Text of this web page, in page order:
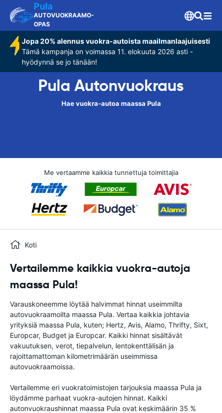
Pula
AUTOVUOKRAAMO-
OPAS
Jopa 20% alennus vuokra-autoista maailmanlaajuisesti
Tämä kampanja on voimassa 11. elokuuta 2026 asti -
hyödynnä se jo tänään!
Pula Autonvuokraus
Hae vuokra-autoa maassa Pula
Me vertaamme kaikkia tunnettuja toimittajia
Koti
Vertailemme kaikkia vuokra-autoja
maassa Pula!
Varauskoneemme löytää halvimmat hinnat useimmilta
autovuokraamoilta maassa Pula. Vertaa kaikkia johtavia
yrityksiä maassa Pula, kuten; Hertz, Avis, Alamo, Thrifty, Sixt,
Europcar, Budget ja Europcar. Kaikki hinnat sisältävät
vakuutuksen, verot, tiepalvelun, lentokenttälisän ja
rajoittamattoman kilometrimäärän useimmissa
autovuokraamoissa.
Vertailemme eri vuokratoimistojen tarjouksia maassa Pula ja
löydämme parhaat vuokra-autojen hinnat. Kaikki
autonvuokraushinnat maassa Pula ovat keskimäärin 35 %